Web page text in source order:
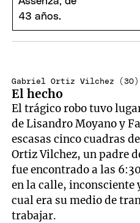
Gabriel Ortiz Vilchez
El hecho
El trágico robo tuvo
de Lisandro Moyano y
escasas cinco cuadras
Ortiz Vilchez, un padre
fue encontrado a las
en la calle, inconsciente
cual era su medio de
trabajar.